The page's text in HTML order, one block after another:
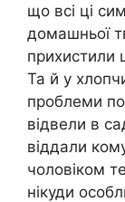
що всі ці
домашньої
прихистили
Та й у
проблеми
відвели в
віддали
чоловіком
нікуди